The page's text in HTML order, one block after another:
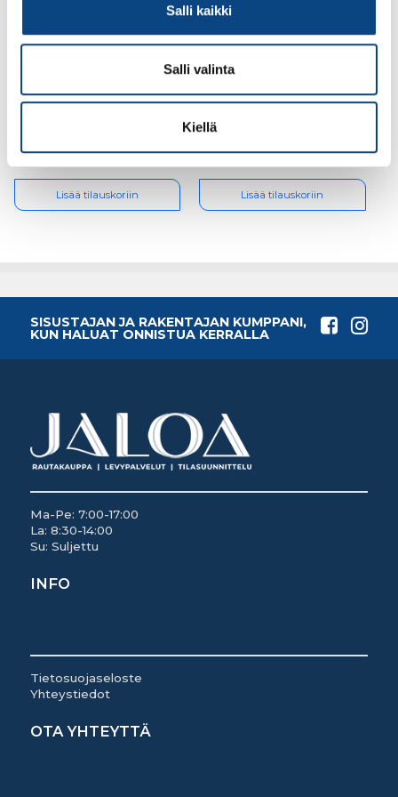
Salli kaikki
Salli valinta
Kiellä
S1P koko 38, 44-52363-
322-93M
148.05€ /pr(alv. 0%)
Lisää tilauskoriin
Turvajalkine Sievi
52137-313-25M
107.25€ /pr(alv. 0%)
Lisää tilauskoriin
SISUSTAJAN JA RAKENTAJAN KUMPPANI,
KUN HALUAT ONNISTUA KERRALLA
Ma-Pe: 7:00-17:00
La: 8:30-14:00
Su: Suljettu
INFO
Tietosuojaseloste
Yhteystiedot
OTA YHTEYTTÄ